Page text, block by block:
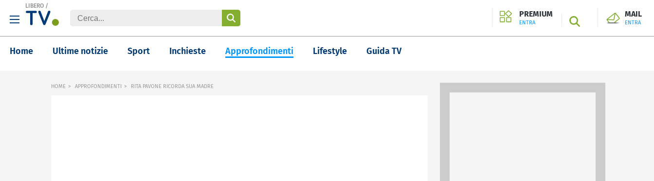
LIBERO /
PREMIUM
ENTRA SEARCH
MAIL
ENTRA
Home Ultime notizie Sport Inchieste Approfondimenti Lifestyle Guida TV
HOME APPROFONDIMENTI RITA PAVONE RICORDA SUA MADRE